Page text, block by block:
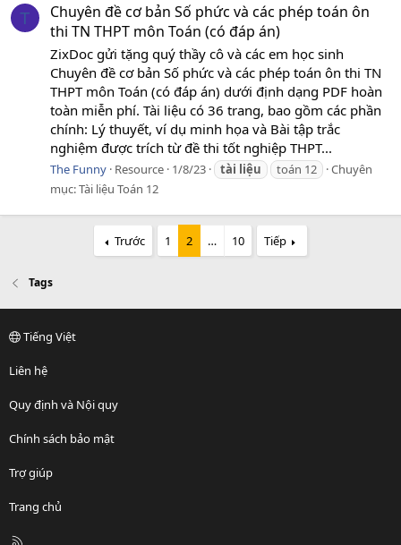
T
Chuyên đề cơ bản Số phức và các phép toán ôn
thi TN THPT môn Toán (có đáp án)
ZixDoc gửi tặng quý thầy cô và các em học sinh
Chuyên đề cơ bản Số phức và các phép toán ôn thi TN
THPT môn Toán (có đáp án) dưới định dạng PDF hoàn
toàn miễn phí. Tài liệu có 36 trang, bao gồm các phần
chính: Lý thuyết, ví dụ minh họa và Bài tập trắc
nghiệm được trích từ đề thi tốt nghiệp THPT...
The Funny Resource 1/8/23 tài liệu toán 12
Chuyên
mục:Tài liệu Toán 12
Trước 1 2 … 10 Tiếp
Tags
Tiếng Việt
Liên hệ
Quy định và Nội quy
Chính sách bảo mật
Trợ giúp
Trang chủ
R